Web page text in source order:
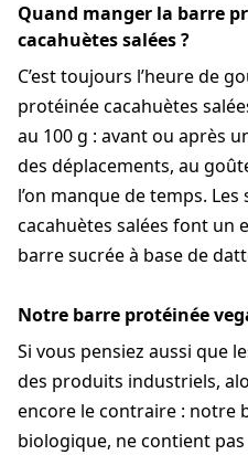
Quand manger la barre
cacahuètes salées ?
C’est toujours l’heure de
protéinée cacahuètes
au 100 g : avant ou après
des déplacements, au
l’on manque de temps.
cacahuètes salées font un
barre sucrée à base de
Notre barre protéinée
Si vous pensiez aussi que
des produits industriels,
encore le contraire : notre
biologique, ne contient